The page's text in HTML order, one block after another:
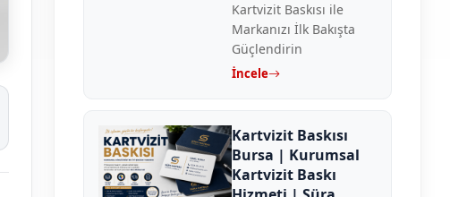
Kartvizit Baskısı ile
Markanızı İlk Bakışta
Güçlendirin
İncele
Kartvizit Baskısı
Bursa | Kurumsal
Kartvizit Baskı